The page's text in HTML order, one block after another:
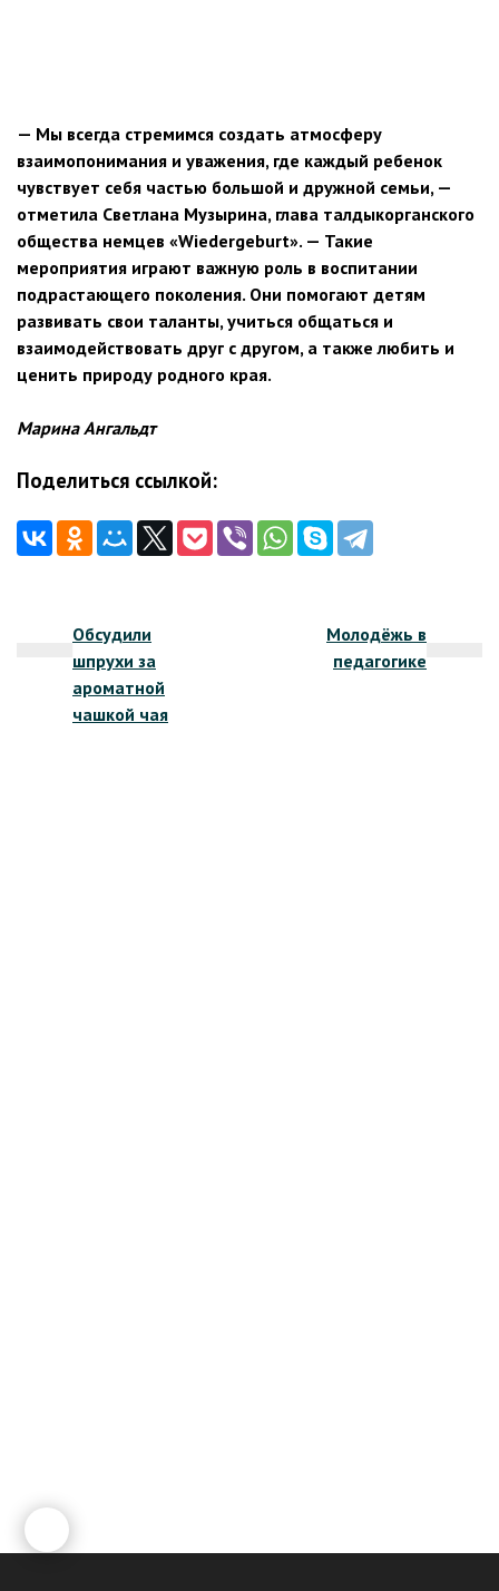
— Мы всегда стремимся создать атмосферу
взаимопонимания и уважения, где каждый ребенок
чувствует себя частью большой и дружной семьи, —
отметила Светлана Музырина, глава талдыкорганского
общества немцев «Wiedergeburt». — Такие
мероприятия играют важную роль в воспитании
подрастающего поколения. Они помогают детям
развивать свои таланты, учиться общаться и
взаимодействовать друг с другом, а также любить и
ценить природу родного края.
Марина Ангальдт
Поделиться ссылкой:
записям
Обсудили
шпрухи за
ароматной
чашкой чая
Молодёжь в
педагогике